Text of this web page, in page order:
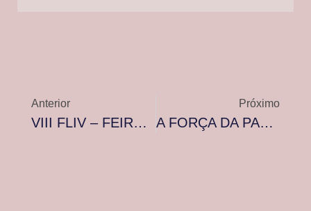
Anterior
VIII FLIV – FEIRA LITERÁRIA DE VARGINHA
Próximo
A FORÇA DA PALAVRA – Por Antonio Trotta